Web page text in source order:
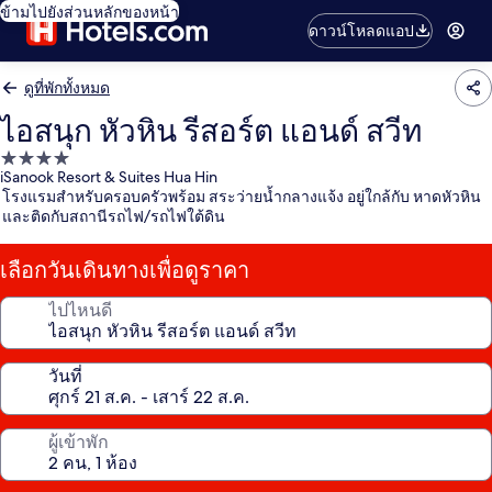
ข้ามไปยังส่วนหลักของหน้า
ดาวน์โหลดแอป
ดูที่พักทั้งหมด
ไอสนุก หัวหิน รีสอร์ต แอนด์ สวีท
ที่พัก
4.0
ดาว
iSanook Resort & Suites Hua Hin
โรงแรมสำหรับครอบครัวพร้อม สระว่ายน้ำกลางแจ้ง อยู่ใกล้กับ หาดหัวหิน
และติดกับสถานีรถไฟ/รถไฟใต้ดิน
เลือกวันเดินทางเพื่อดูราคา
ไปไหนดี
วันที่
ผู้เข้าพัก